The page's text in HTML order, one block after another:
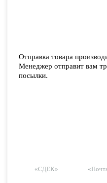
Отправка товара
Менеджер отправит вам
посылки.
«СДЕК»